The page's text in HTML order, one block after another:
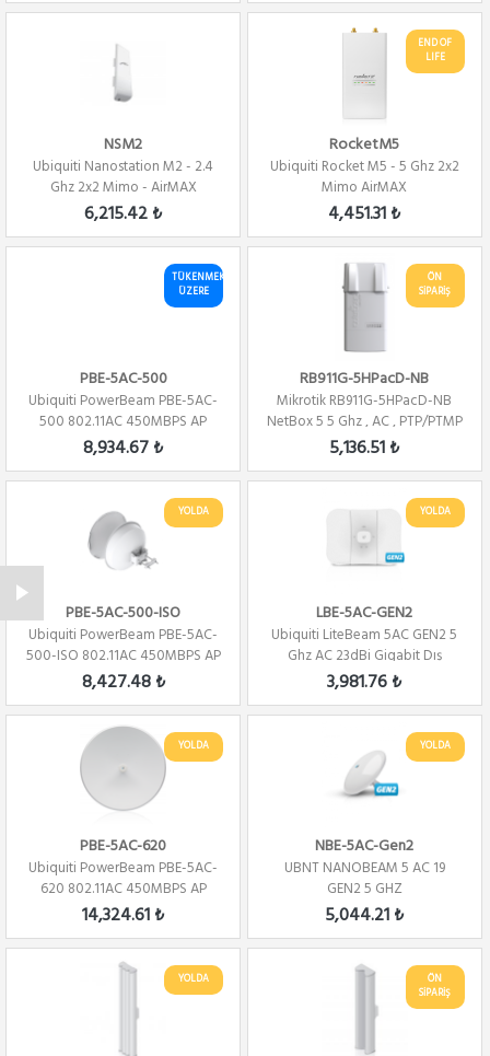
NSM2
Ubiquiti Nanostation M2 - 2.4
Ghz 2x2 Mimo - AirMAX
6,215.42 ₺
END OF
LIFE
RocketM5
Ubiquiti Rocket M5 - 5 Ghz 2x2
Mimo AirMAX
4,451.31 ₺
TÜKENMEK
ÜZERE
PBE-5AC-500
Ubiquiti PowerBeam PBE-5AC-
500 802.11AC 450MBPS AP
8,934.67 ₺
ÖN
SİPARİŞ
RB911G-5HPacD-NB
Mikrotik RB911G-5HPacD-NB
NetBox 5 5 Ghz , AC , PTP/PTMP
,L4
5,136.51 ₺
YOLDA
PBE-5AC-500-ISO
Ubiquiti PowerBeam PBE-5AC-
500-ISO 802.11AC 450MBPS AP
8,427.48 ₺
YOLDA
LBE-5AC-GEN2
Ubiquiti LiteBeam 5AC GEN2 5
Ghz AC 23dBi Gigabit Dış
Ortam PTP...
3,981.76 ₺
YOLDA
PBE-5AC-620
Ubiquiti PowerBeam PBE-5AC-
620 802.11AC 450MBPS AP
14,324.61 ₺
YOLDA
NBE-5AC-Gen2
UBNT NANOBEAM 5 AC 19
GEN2 5 GHZ
5,044.21 ₺
YOLDA
ÖN
SİPARİŞ